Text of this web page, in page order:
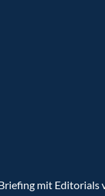
mit Editorials